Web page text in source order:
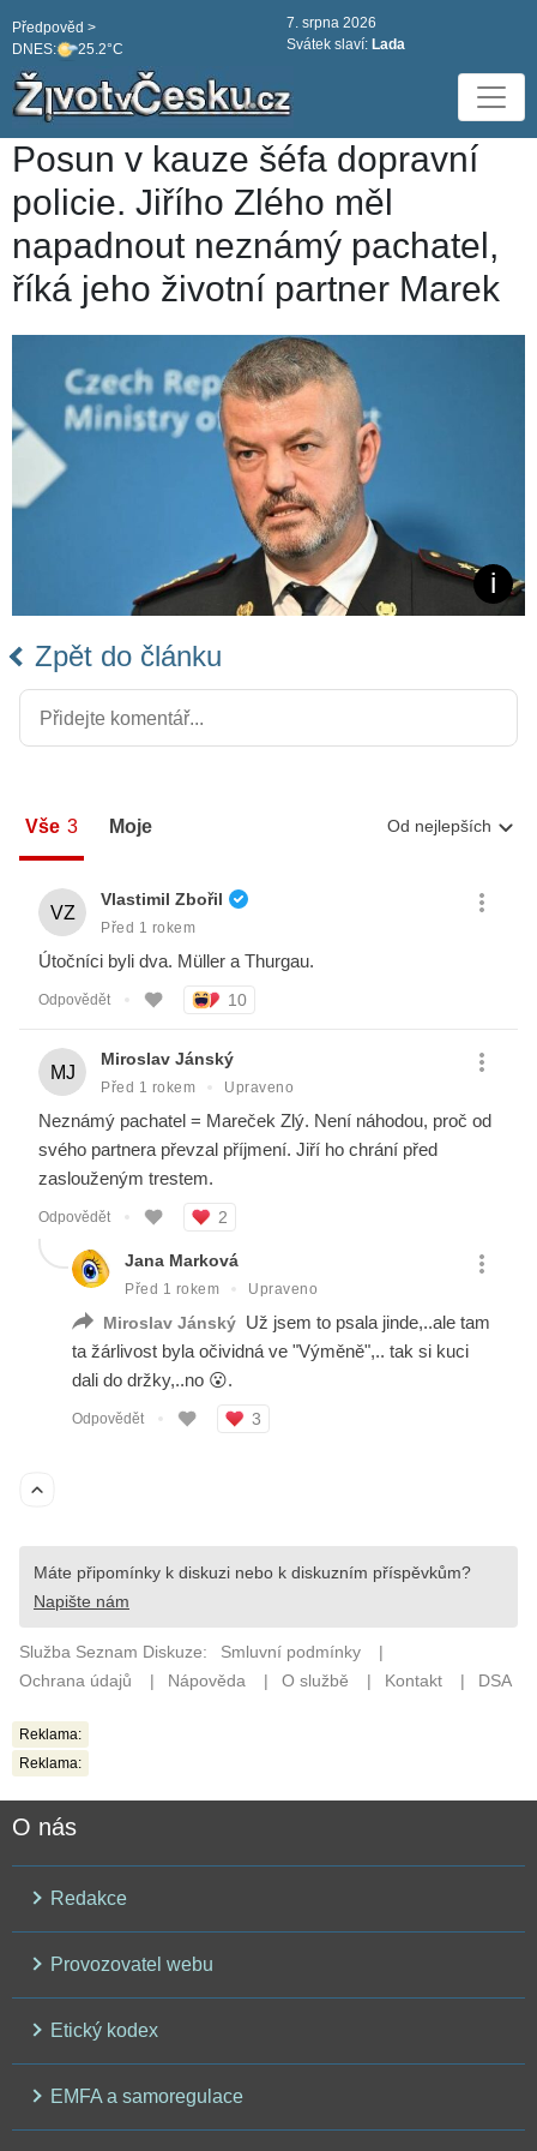
DNES: 25.2°C
Předpověd >
7. srpna 2026
Svátek slaví: Lada
Posun v kauze šéfa dopravní
policie. Jiřího Zlého měl
napadnout neznámý pachatel,
říká jeho životní partner Marek
Zpět do článku
Reklama:
Reklama:
O nás
Redakce
Provozovatel webu
Etický kodex
EMFA a samoregulace